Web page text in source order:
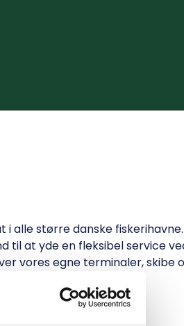
i alle større danske
til at yde en fleksibel service
vores egne terminaler, skibe